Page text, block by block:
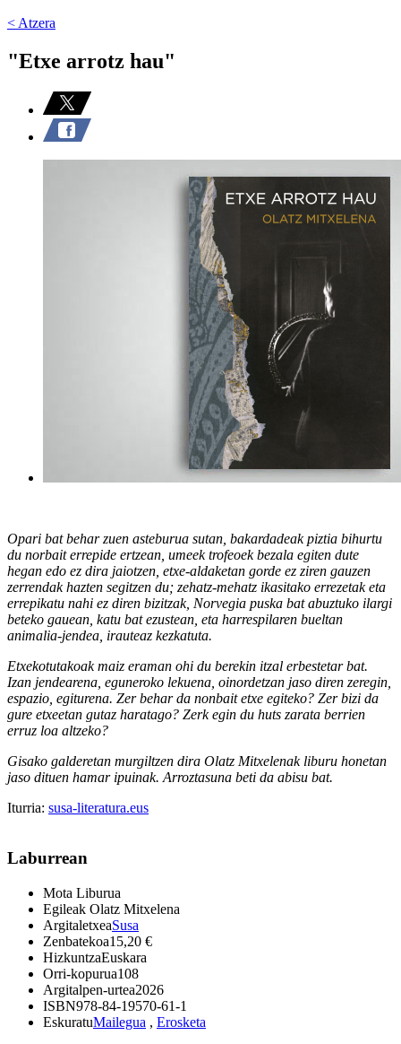
< Atzera
"Etxe arrotz hau"
Opari bat behar zuen asteburua sutan, bakardadeak piztia bihurtu
du norbait errepide ertzean, umeek trofeoek bezala egiten dute
hegan edo ez dira jaiotzen, etxe-aldaketan gorde ez ziren gauzen
zerrendak hazten segitzen du; zehatz-mehatz ikasitako errezetak eta
errepikatu nahi ez diren bizitzak, Norvegia puska bat abuztuko ilargi
beteko gauean, katu bat ezustean, eta harrespilaren bueltan
animalia-jendea, irauteaz kezkatuta.
Etxekotutakoak maiz eraman ohi du berekin itzal erbestetar bat.
Izan jendearena, eguneroko lekuena, oinordetzan jaso diren zeregin,
espazio, egiturena. Zer behar da nonbait etxe egiteko? Zer bizi da
gure etxeetan gutaz haratago? Zerk egin du huts zarata berrien
erruz loa altzeko?
Gisako galderetan murgiltzen dira Olatz Mitxelenak liburu honetan
jaso dituen hamar ipuinak. Arroztasuna beti da abisu bat.
Iturria: susa-literatura.eus
Laburrean
Mota Liburua
Egileak Olatz Mitxelena
ArgitaletxeaSusa
Zenbatekoa15,20 €
HizkuntzaEuskara
Orri-kopurua108
Argitalpen-urtea2026
ISBN978-84-19570-61-1
EskuratuMailegua , Erosketa